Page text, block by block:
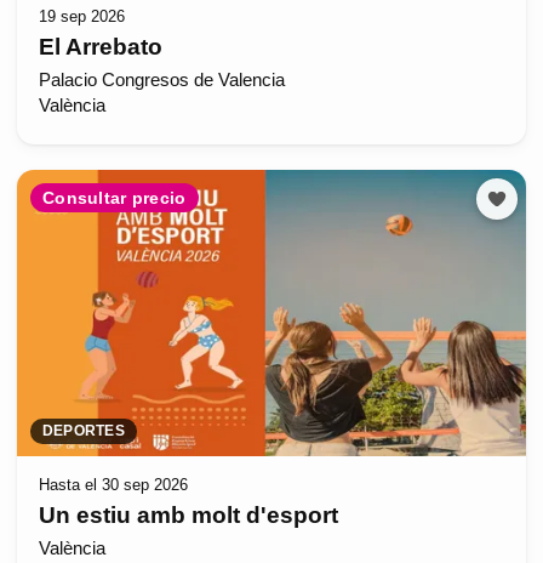
19 sep 2026
El Arrebato
Palacio Congresos de Valencia
València
Consultar precio
DEPORTES
Hasta el 30 sep 2026
Un estiu amb molt d'esport
València